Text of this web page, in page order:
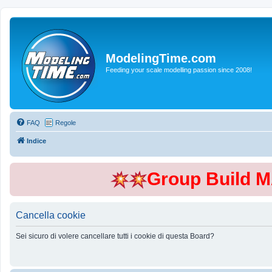
ModelingTime.com
Feeding your scale modelling passion since 2008!
FAQ Regole
Indice
Group Build
Cancella cookie
Sei sicuro di volere cancellare tutti i cookie di questa Board?